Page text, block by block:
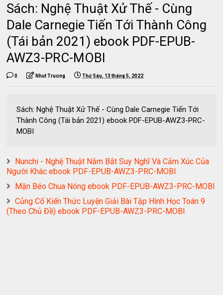
Sách: Nghệ Thuật Xử Thế - Cùng
Dale Carnegie Tiến Tới Thành Công
(Tái bản 2021) ebook PDF-EPUB-
AWZ3-PRC-MOBI
0 Nhut Truong Thứ Sáu, 13 tháng 5, 2022
Sách: Nghệ Thuật Xử Thế - Cùng Dale Carnegie Tiến Tới
Thành Công (Tái bản 2021) ebook PDF-EPUB-AWZ3-PRC-
MOBI
Nunchi - Nghệ Thuật Nắm Bắt Suy Nghĩ Và Cảm Xúc Của
Người Khác ebook PDF-EPUB-AWZ3-PRC-MOBI
Mặn Béo Chua Nóng ebook PDF-EPUB-AWZ3-PRC-MOBI
Củng Cố Kiến Thức Luyện Giải Bài Tập Hình Học Toán 9
(Theo Chủ Đề) ebook PDF-EPUB-AWZ3-PRC-MOBI